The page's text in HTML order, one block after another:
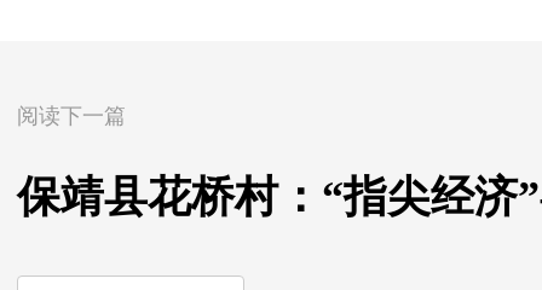
阅读下一篇
保靖县花桥村：“指尖经济